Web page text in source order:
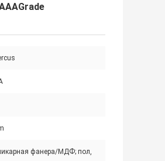
фанера/МДФ; пол,